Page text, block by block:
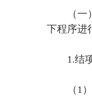
（一）
下程序进
1.结项
（1）